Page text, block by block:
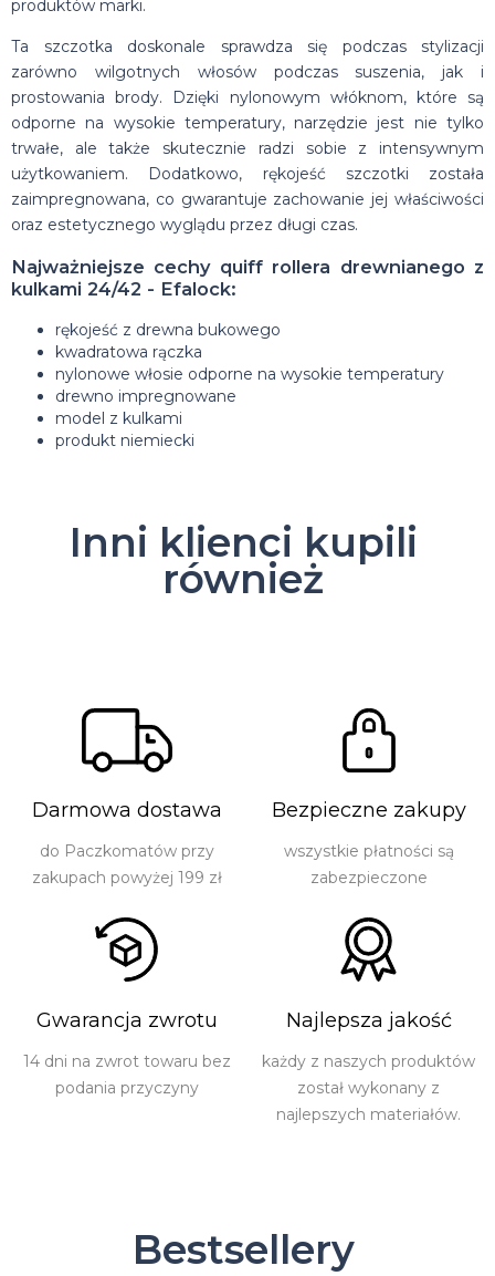
produktów marki.
Ta szczotka doskonale sprawdza się podczas stylizacji
zarówno wilgotnych włosów podczas suszenia, jak i
prostowania brody. Dzięki nylonowym włóknom, które są
odporne na wysokie temperatury, narzędzie jest nie tylko
trwałe, ale także skutecznie radzi sobie z intensywnym
użytkowaniem. Dodatkowo, rękojeść szczotki została
zaimpregnowana, co gwarantuje zachowanie jej właściwości
oraz estetycznego wyglądu przez długi czas.
Najważniejsze cechy quiff rollera drewnianego z
kulkami 24/42 - Efalock:
rękojeść z drewna bukowego
kwadratowa rączka
nylonowe włosie odporne na wysokie temperatury
drewno impregnowane
model z kulkami
produkt niemiecki
Inni klienci kupili
również
Darmowa dostawa
do Paczkomatów przy
zakupach powyżej 199 zł
Bezpieczne zakupy
wszystkie płatności są
zabezpieczone
Gwarancja zwrotu
14 dni na zwrot towaru bez
podania przyczyny
Najlepsza jakość
każdy z naszych produktów
został wykonany z
najlepszych materiałów.
Bestsellery